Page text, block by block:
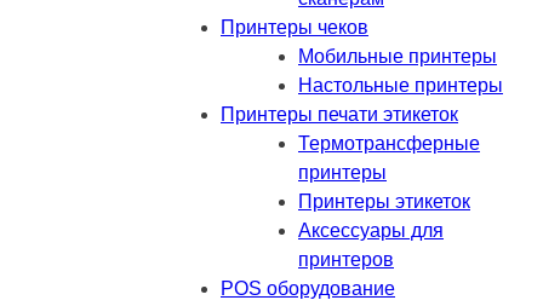
Принтеры чеков
Мобильные принтеры
Настольные принтеры
Принтеры печати этикеток
Термотрансферные
принтеры
Принтеры этикеток
Аксессуары для
принтеров
POS оборудование